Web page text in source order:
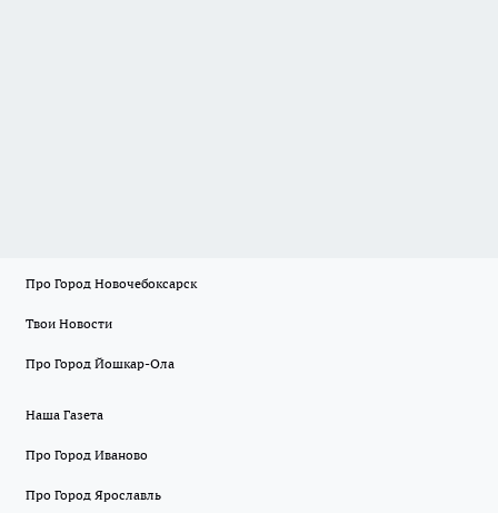
Про Город Новочебоксарск
Твои Новости
Про Город Йошкар-Ола
Наша Газета
Про Город Иваново
Про Город Ярославль